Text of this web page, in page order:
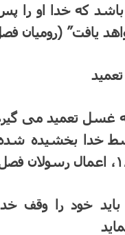
که خدا او را
(رومیان فصل ۱۰ آیه
تعمید می
خدا بخشیده
خود را وقف